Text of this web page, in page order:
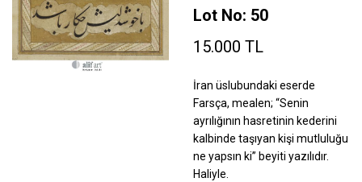
Lot No: 50
15.000 TL
İran üslubundaki eserde
Farsça, mealen; “Senin
ayrılığının hasretinin kederini
kalbinde taşıyan kişi mutluluğu
ne yapsın ki” beyiti yazılıdır.
Haliyle.